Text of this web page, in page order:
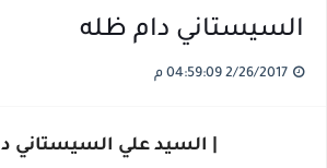
السيستاني دام ظله
| السيد علي السيستاني